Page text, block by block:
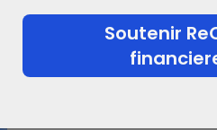
Commentaire*
Soutenir